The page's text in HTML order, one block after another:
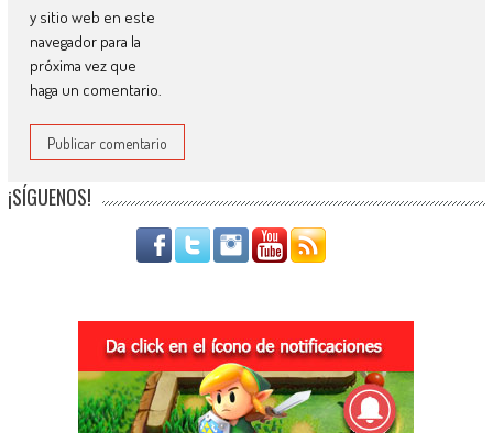
y sitio web en este
navegador para la
próxima vez que
haga un comentario.
¡SÍGUENOS!